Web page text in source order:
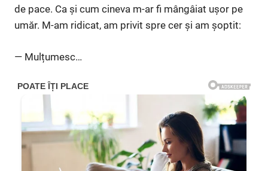
de pace. Ca și cum cineva m-ar fi mângâiat ușor pe
umăr. M-am ridicat, am privit spre cer și am șoptit:
— Mulțumesc…